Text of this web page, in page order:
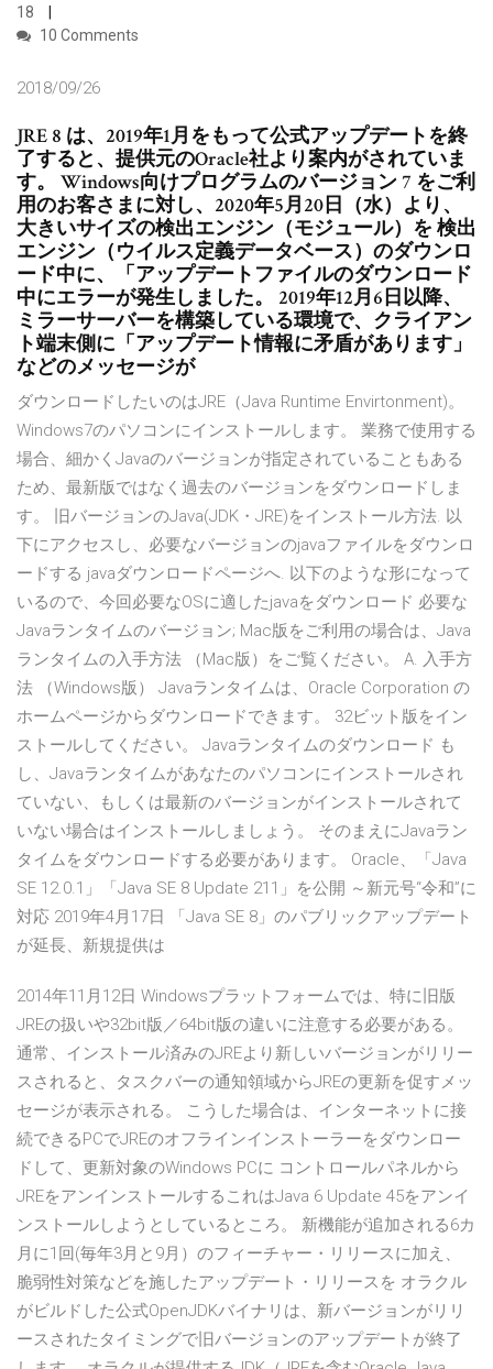
18
10 Comments
2018/09/26
JRE 8 は、2019年1月をもって公式アップデートを終
了すると、提供元のOracle社より案内がされていま
す。 Windows向けプログラムのバージョン 7 をご利
用のお客さまに対し、2020年5月20日（水）より、
大きいサイズの検出エンジン（モジュール）を 検出
エンジン（ウイルス定義データベース）のダウンロ
ード中に、「アップデートファイルのダウンロード
中にエラーが発生しました。 2019年12月6日以降、
ミラーサーバーを構築している環境で、クライアン
ト端末側に「アップデート情報に矛盾があります」
などのメッセージが
ダウンロードしたいのはJRE（Java Runtime Envirtonment)。
Windows7のパソコンにインストールします。 業務で使用する
場合、細かくJavaのバージョンが指定されていることもある
ため、最新版ではなく過去のバージョンをダウンロードしま
す。 旧バージョンのJava(JDK・JRE)をインストール方法. 以
下にアクセスし、必要なバージョンのjavaファイルをダウンロ
ードする javaダウンロードページへ. 以下のような形になって
いるので、今回必要なOSに適したjavaをダウンロード 必要な
Javaランタイムのバージョン; Mac版をご利用の場合は、Java
ランタイムの入手方法 （Mac版）をご覧ください。 A. 入手方
法 （Windows版） Javaランタイムは、Oracle Corporation の
ホームページからダウンロードできます。 32ビット版をイン
ストールしてください。 Javaランタイムのダウンロード も
し、Javaランタイムがあなたのパソコンにインストールされ
ていない、もしくは最新のバージョンがインストールされて
いない場合はインストールしましょう。 そのまえにJavaラン
タイムをダウンロードする必要があります。 Oracle、「Java
SE 12.0.1」「Java SE 8 Update 211」を公開 ～新元号“令和”に
対応 2019年4月17日 「Java SE 8」のパブリックアップデート
が延長、新規提供は
2014年11月12日 Windowsプラットフォームでは、特に旧版
JREの扱いや32bit版／64bit版の違いに注意する必要がある。
通常、インストール済みのJREより新しいバージョンがリリー
スされると、タスクバーの通知領域からJREの更新を促すメッ
セージが表示される。 こうした場合は、インターネットに接
続できるPCでJREのオフラインインストーラーをダウンロー
ドして、更新対象のWindows PCに コントロールパネルから
JREをアンインストールするこれはJava 6 Update 45をアンイ
ンストールしようとしているところ。 新機能が追加される6カ
月に1回(毎年3月と9月）のフィーチャー・リリースに加え、
脆弱性対策などを施したアップデート・リリースを オラクル
がビルドした公式OpenJDKバイナリは、新バージョンがリリ
ースされたタイミングで旧バージョンのアップデートが終了